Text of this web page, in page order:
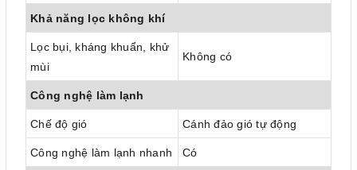
Khả năng lọc không khí
Lọc bụi, kháng khuẩn, khử
mùi
Không có
Công nghệ làm lạnh
Chế độ gió Cánh đảo gió tự động
Công nghệ làm lạnh nhanh Có